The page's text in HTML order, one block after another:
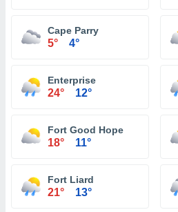
Cape Parry
5° 4°
Enterprise
24° 12°
Fort Good Hope
18° 11°
Fort Liard
21° 13°